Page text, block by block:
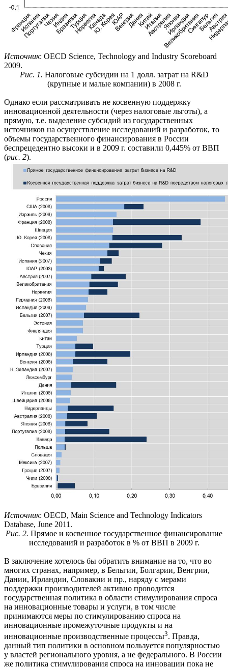
Источник: OECD Science, Technology and Industry Scoreboard
2009.
Рис. 1. Налоговые субсидии на 1 долл. затрат на R&D
(крупные и малые компании) в 2008 г.
Однако если рассматривать не косвенную поддержку
инновационной деятельности (через налоговые льготы), а
прямую, т.е. выделение субсидий из государственных
источников на осуществление исследований и разработок, то
объемы государственного финансирования в России
беспрецедентно высоки и в 2009 г. составили 0,445% от ВВП
(рис. 2).
Источник: OECD, Main Science and Technology Indicators
Database, June 2011.
Рис. 2. Прямое и косвенное государственное финансирование
исследований и разработок в % от ВВП в 2009 г.
В заключение хотелось бы обратить внимание на то, что во
многих странах, например, в Бельгии, Болгарии, Венгрии,
Дании, Ирландии, Словакии и пр., наряду с мерами
поддержки производителей активно проводится
государственная политика в области стимулирования спроса
на инновационные товары и услуги, в том числе
принимаются меры по стимулированию спроса на
инновационные промежуточные продукты и на
инновационные производственные процессы3. Правда,
данный тип политики в основном пользуется популярностью
у властей регионального уровня, а не федерального. В России
же политика стимулирования спроса на инновации пока не